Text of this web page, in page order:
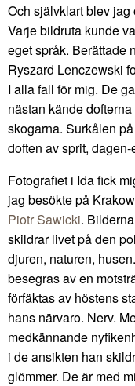
Och självklart blev
Varje bildruta kunde
eget språk. Berättade
Ryszard Lenczewski
I alla fall för mig. De
nästan kände
skogarna. Surkålen
doften av sprit, dagen-
Fotografiet i Ida fick
jag besökte på
Piotr Sawicki.
skildrar livet på den
djuren, naturen,
besegras av en
förfäktas av höstens
hans närvaro. Nerv.
medkännande
i de ansikten han
glömmer. De är med